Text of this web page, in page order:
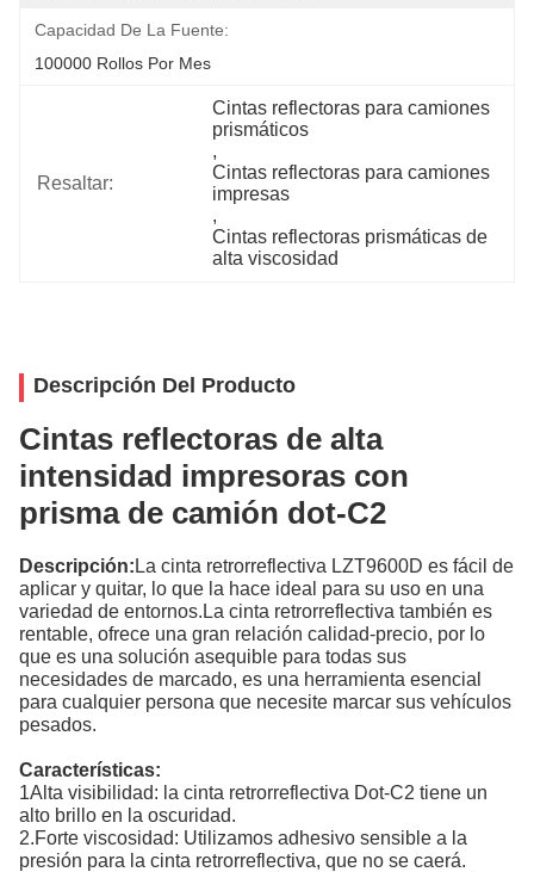
Capacidad De La Fuente:
100000 Rollos Por Mes
Resaltar:
Cintas reflectoras para camiones
prismáticos
,
Cintas reflectoras para camiones
impresas
,
Cintas reflectoras prismáticas de
alta viscosidad
Descripción Del Producto
Cintas reflectoras de alta
intensidad impresoras con
prisma de camión dot-C2
Descripción: La cinta retrorreflectiva LZT9600D es fácil de
aplicar y quitar, lo que la hace ideal para su uso en una
variedad de entornos.La cinta retrorreflectiva también es
rentable, ofrece una gran relación calidad-precio, por lo
que es una solución asequible para todas sus
necesidades de marcado, es una herramienta esencial
para cualquier persona que necesite marcar sus vehículos
pesados.
Características:
1Alta visibilidad: la cinta retrorreflectiva Dot-C2 tiene un
alto brillo en la oscuridad.
2.Forte viscosidad: Utilizamos adhesivo sensible a la
presión para la cinta retrorreflectiva, que no se caerá.